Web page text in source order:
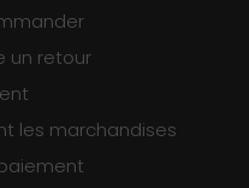
un retour
les marchandises